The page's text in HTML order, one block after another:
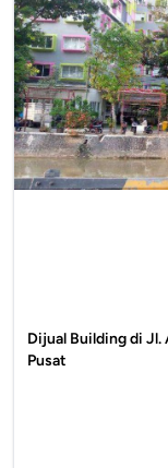
Dijual Building di Jl.
Pusat